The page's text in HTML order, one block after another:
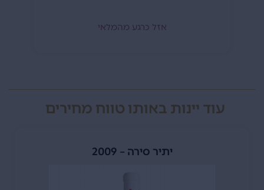
אזל כרגע מהמלאי
עוד יינות באותו טווח מחירים
יתיר סירה – 2009